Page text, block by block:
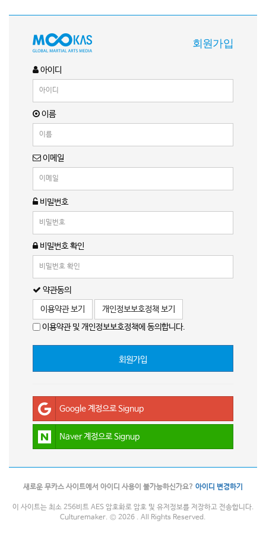
회원가입
아이디
이름
이메일
비밀번호
비밀번호 확인
약관동의
이용약관 보기
개인정보보호정책 보기
이용약관 및 개인정보보호정책에 동의합니다.
회원가입
Google 계정으로 Signup
Naver 계정으로 Signup
새로운 무카스 사이트에서 아이디 사용이 불가능하신가요? 아이디 변경하기
이 사이트는 최소 256비트 AES 암호화로 암호 및 유저정보를 저장하고 전송합니다.
Culturemaker. © 2026 . All Rights Reserved.